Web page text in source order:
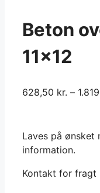
Beton
11×12
628,50 kr. –
Laves på
information.
Kontakt for fragt